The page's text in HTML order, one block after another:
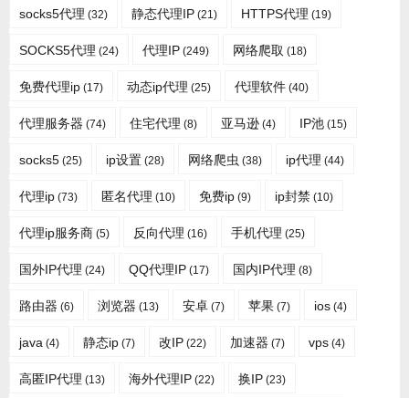
socks5代理 (32) 静态代理IP (21) HTTPS代理 (19)
SOCKS5代理 (24) 代理IP (249) 网络爬取 (18)
免费代理ip (17) 动态ip代理 (25) 代理软件 (40)
代理服务器 (74) 住宅代理 (8) 亚马逊 (4) IP池 (15)
socks5 (25) ip设置 (28) 网络爬虫 (38) ip代理 (44)
代理ip (73) 匿名代理 (10) 免费ip (9) ip封禁 (10)
代理ip服务商 (5) 反向代理 (16) 手机代理 (25)
国外IP代理 (24) QQ代理IP (17) 国内IP代理 (8)
路由器 (6) 浏览器 (13) 安卓 (7) 苹果 (7) ios (4)
java (4) 静态ip (7) 改IP (22) 加速器 (7) vps (4)
高匿IP代理 (13) 海外代理IP (22) 换IP (23)